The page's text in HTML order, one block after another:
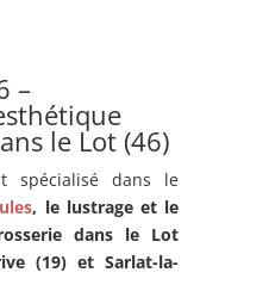
–
le Lot (46)
spécialisé dans le
, le lustrage et le
dans le Lot
(19) etSarlat-la-